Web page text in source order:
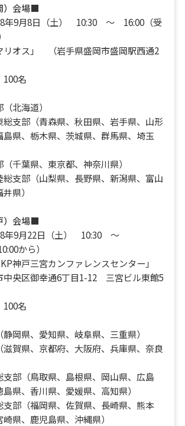
）会場■
年9月8日（土） 10:30 ～ 16:00（受
リオス」 （岩手県盛岡市盛岡駅西通2
名
北海道）
支部（青森県、秋田県、岩手県、山形
島県、栃木県、茨城県、群馬県、埼玉
千葉県、東京都、神奈川県）
支部（山梨県、長野県、新潟県、富山
県）
）会場■
年9月22日（土） 10:30 ～
から）
神戸三宮カンファレンスセンター」
中央区御幸通6丁目1-12 三宮ビル東館5
名
岡県、愛知県、岐阜県、三重県）
賀県、京都府、大阪府、兵庫県、奈良
部（鳥取県、島根県、岡山県、広島
県、香川県、愛媛県、高知県）
部（福岡県、佐賀県、長崎県、熊本
県、鹿児島県、沖縄県）